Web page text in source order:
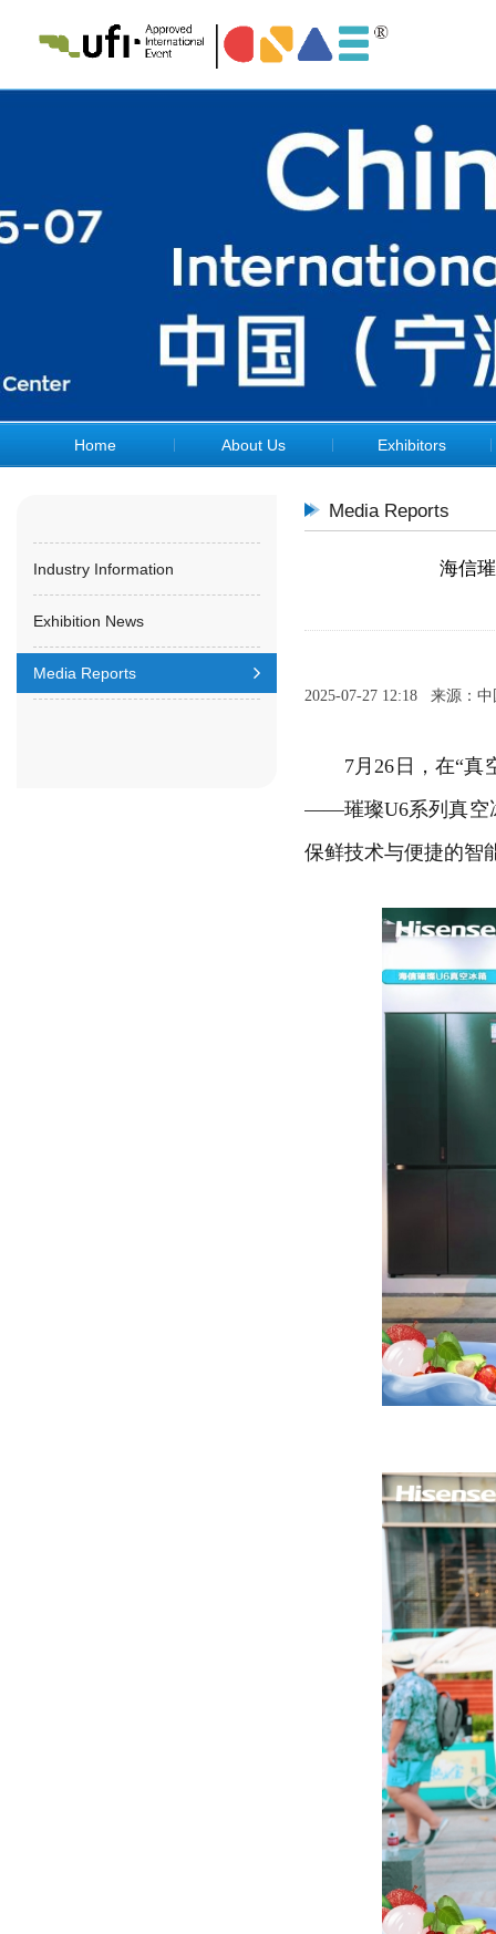
Home About Us Exhibitors
Industry Information
Exhibition News
Media Reports
Media Reports
海信
2025-07-27 12:18 来源：
7月26日，在“真空
——璀璨U6系列真空
保鲜技术与便捷的智